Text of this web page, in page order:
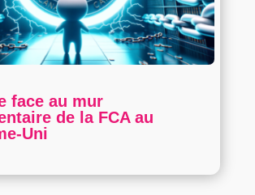
face au mur
de la FCA au
Uni